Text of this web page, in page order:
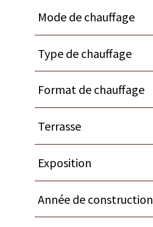
Mode de chauffage
Type de chauffage
Format de chauffage
Terrasse
Exposition
Année de construction